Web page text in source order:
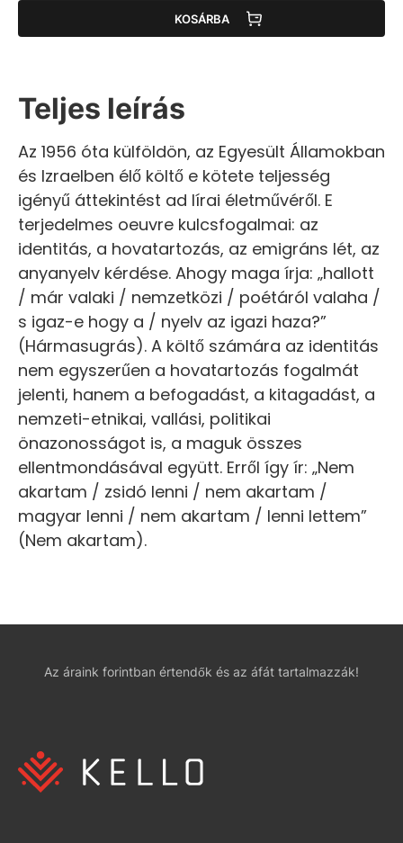
KOSÁRBA
Teljes leírás
Az 1956 óta külföldön, az Egyesült Államokban
és Izraelben élő költő e kötete teljesség
igényű áttekintést ad lírai életművéről. E
terjedelmes oeuvre kulcsfogalmai: az
identitás, a hovatartozás, az emigráns lét, az
anyanyelv kérdése. Ahogy maga írja: „hallott
/ már valaki / nemzetközi / poétáról valaha /
s igaz-e hogy a / nyelv az igazi haza?”
(Hármasugrás). A költő számára az identitás
nem egyszerűen a hovatartozás fogalmát
jelenti, hanem a befogadást, a kitagadást, a
nemzeti-etnikai, vallási, politikai
önazonosságot is, a maguk összes
ellentmondásával együtt. Erről így ír: „Nem
akartam / zsidó lenni / nem akartam /
magyar lenni / nem akartam / lenni lettem”
(Nem akartam).
Az áraink forintban értendők és az áfát tartalmazzák!